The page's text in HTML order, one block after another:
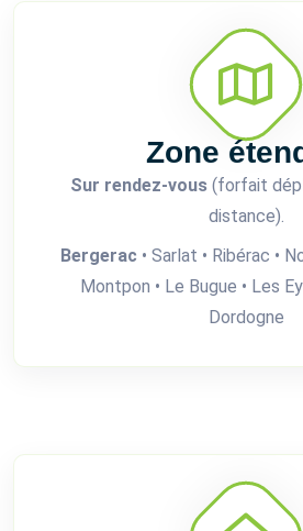
Zone
Sur rendez-vous (forfait
distance).
Bergerac • Sarlat • Ribérac •
Montpon • Le Bugue • Les
Dordogne